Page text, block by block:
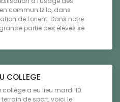
commun Izilo, dans
de Lorient. Dans notre
partie des élèves se
COLLEGE
collège a eu lieu mardi 10
de sport, voici le